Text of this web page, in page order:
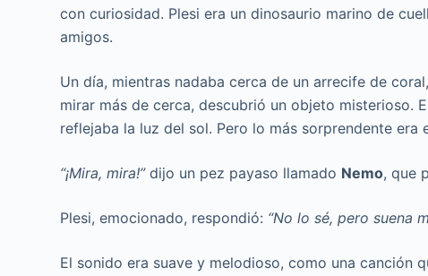
con curiosidad. Plesi era un dinosaurio marino de
amigos.
Un día, mientras nadaba cerca de un arrecife de
mirar más de cerca, descubrió un objeto misterioso.
reflejaba la luz del sol. Pero lo más sorprendente era
“¡Mira, mira!”dijo un pez payaso llamado Nemo, que
Plesi, emocionado, respondió: “No lo sé, pero suena
El sonido era suave y melodioso, como una canción